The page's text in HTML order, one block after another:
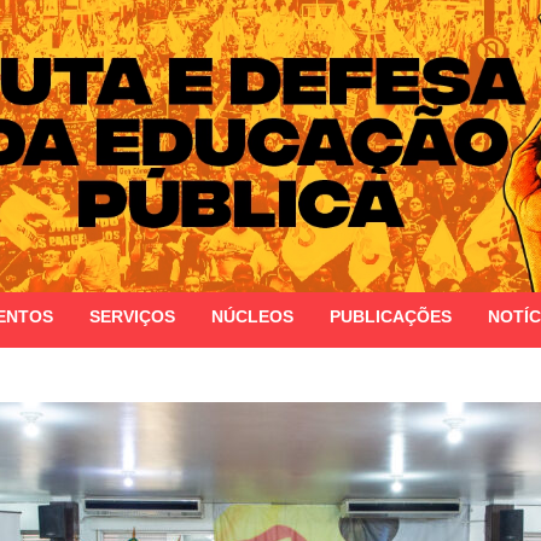
Estado do Rio Grande do Sul
SERVIÇOS NÚCLEOS PUBLICAÇÕES